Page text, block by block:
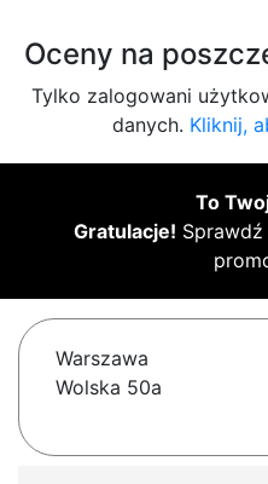
Oceny na
Tylko zalogowani
danych. Kliknij,
To
Gratulacje!
Warszawa
Wolska 50a